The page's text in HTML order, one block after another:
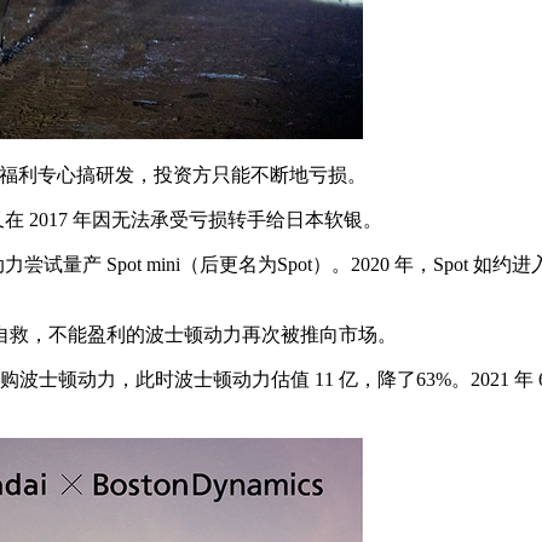
专心搞研发，投资方只能不断地亏损。
年因无法承受亏损转手给日本软银。
量产 Spot mini（后更名为Spot）。2020 年，Spot 如约进
不能盈利的波士顿动力再次被推向市场。
顿动力，此时波士顿动力估值 11 亿，降了63%。2021 年